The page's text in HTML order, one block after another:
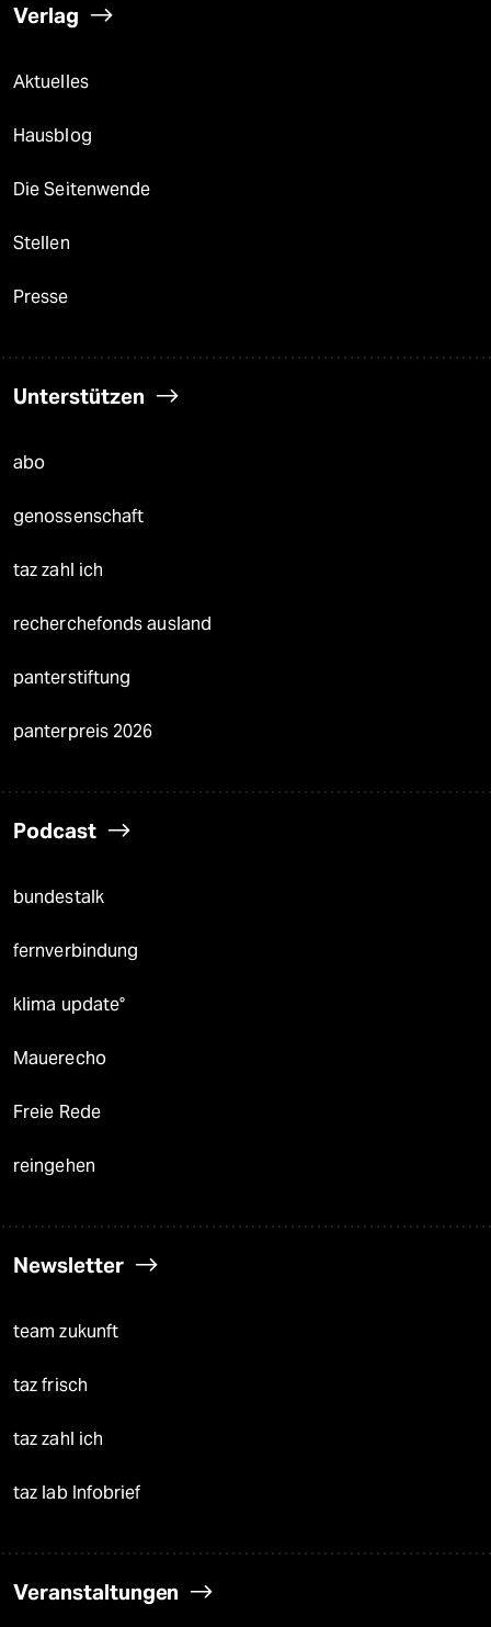
Verlag
Aktuelles
Hausblog
Die Seitenwende
Stellen
Presse
Unterstützen
abo
genossenschaft
taz zahl ich
recherchefonds ausland
panterstiftung
panterpreis 2026
Podcast
bundestalk
fernverbindung
klima update°
Mauerecho
Freie Rede
reingehen
Newsletter
team zukunft
taz frisch
taz zahl ich
taz lab Infobrief
Veranstaltungen